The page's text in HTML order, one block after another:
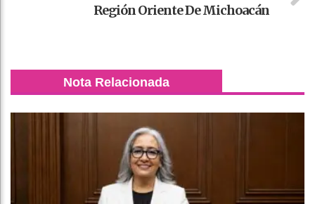
Región Oriente De Michoacán
Nota Relacionada